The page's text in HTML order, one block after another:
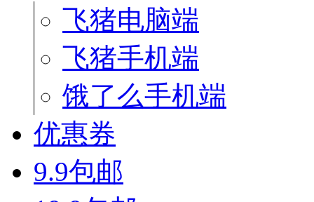
飞猪电脑端
飞猪手机端
饿了么手机端
优惠券
9.9包邮